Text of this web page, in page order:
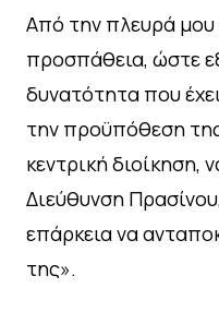
Από την πλευρά μου
προσπάθεια, ώστε
δυνατότητα που
την προϋπόθεση
κεντρική διοίκηση,
Διεύθυνση
επάρκεια να
της».